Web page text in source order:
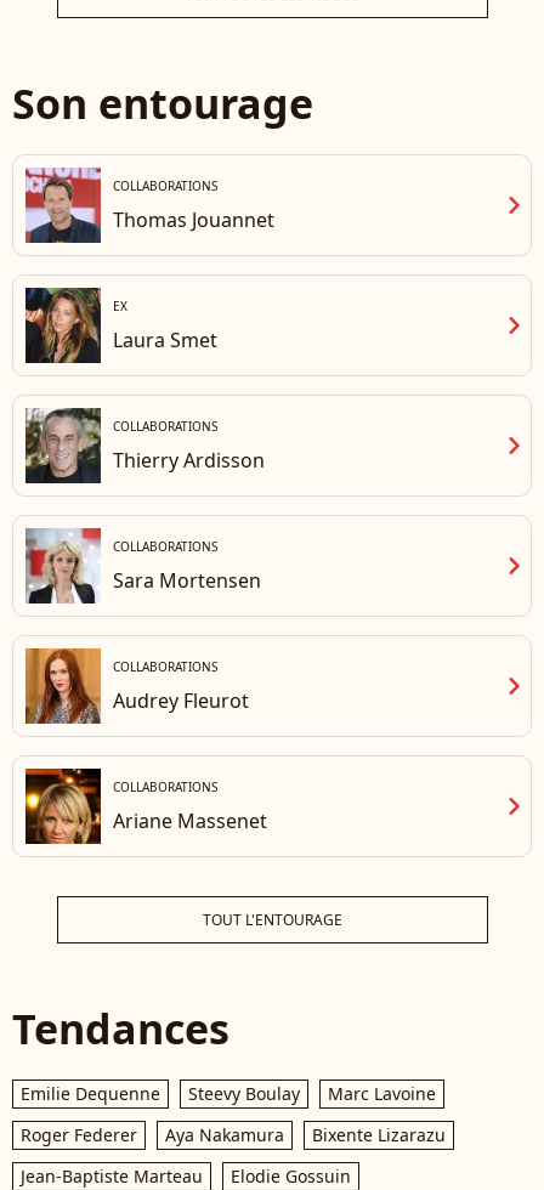
Son entourage
COLLABORATIONS
Thomas Jouannet chevron_right
EX
Laura Smet chevron_right
COLLABORATIONS
Thierry Ardisson chevron_right
COLLABORATIONS
Sara Mortensen chevron_right
COLLABORATIONS
Audrey Fleurot chevron_right
COLLABORATIONS
Ariane Massenet chevron_right
TOUT L'ENTOURAGE
Tendances
Emilie Dequenne Steevy Boulay
Marc Lavoine
Roger Federer
Aya Nakamura
Bixente Lizarazu
Jean-Baptiste Marteau
Elodie Gossuin